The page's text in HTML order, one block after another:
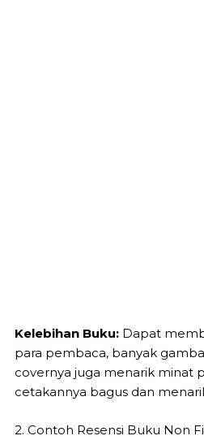
Kelebihan Buku: Dapat
para pembaca, banyak
covernya juga menarik minat
cetakannya bagus dan
2. Contoh Resensi Buku Non